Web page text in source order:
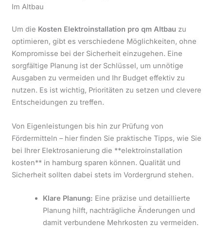
Im Altbau
Um die Kosten Elektroinstallation pro qm Altbau zu
optimieren, gibt es verschiedene Möglichkeiten, ohne
Kompromisse bei der Sicherheit einzugehen. Eine
sorgfältige Planung ist der Schlüssel, um unnötige
Ausgaben zu vermeiden und Ihr Budget effektiv zu
nutzen. Es ist wichtig, Prioritäten zu setzen und clevere
Entscheidungen zu treffen.
Von Eigenleistungen bis hin zur Prüfung von
Fördermitteln – hier finden Sie praktische Tipps, wie Sie
bei Ihrer Elektrosanierung die **elektroinstallation
kosten** in hamburg sparen können. Qualität und
Sicherheit sollten dabei stets im Vordergrund stehen.
Klare Planung: Eine präzise und detaillierte
Planung hilft, nachträgliche Änderungen und
damit verbundene Mehrkosten zu vermeiden.